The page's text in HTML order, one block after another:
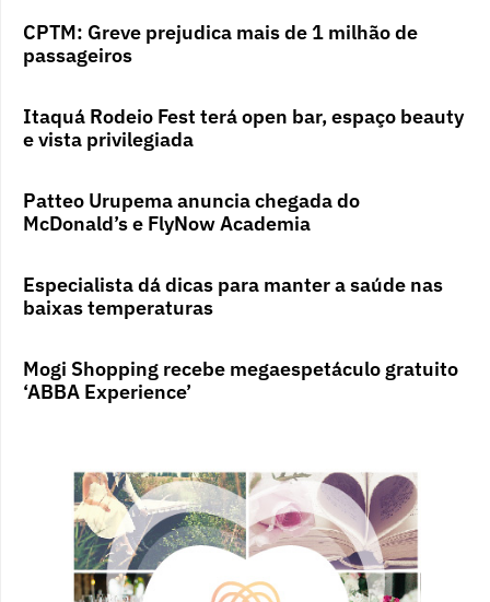
CPTM: Greve prejudica mais de 1 milhão de
passageiros
Itaquá Rodeio Fest terá open bar, espaço beauty
e vista privilegiada
Patteo Urupema anuncia chegada do
McDonald’s e FlyNow Academia
Especialista dá dicas para manter a saúde nas
baixas temperaturas
Mogi Shopping recebe megaespetáculo gratuito
‘ABBA Experience’